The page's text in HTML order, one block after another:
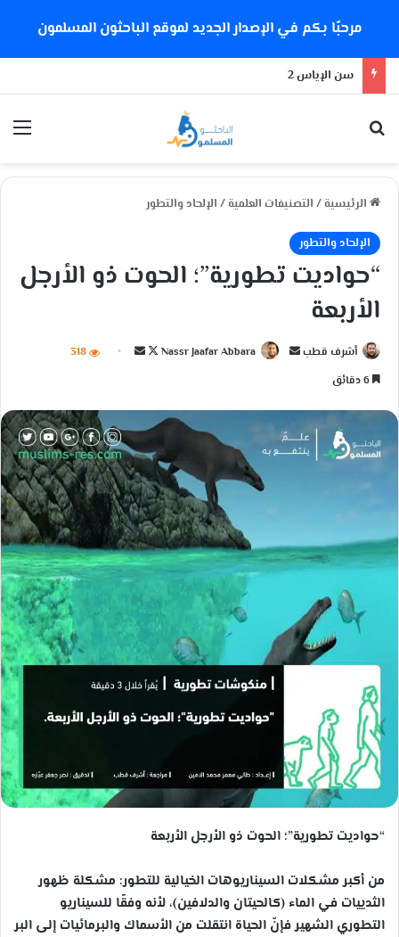
مرحبًا بكم في الإصدار الجديد لموقع الباحثون المسلمون
سن الإياس 2
الرئيسية / التصنيفات العلمية / الإلحاد والتطور
الإلحاد والتطور
“حواديت تطورية”؛ الحوت ذو الأرجل
الأربعة
أشرف قطب
ب
ر
إ
ل
ر
و
Nassr Jaafar Abbara
ت
ع
ل
ى
X
ب
ر
ي
د
ا
إ
ل
ك
ر
و
ي
ا
318
“حواديت تطورية”؛ الحوت ذو الأرجل الأربعة
من أكبر مشكلات السيناريوهات الخيالية للتطور: مشكلة ظهور
الثدييات في الماء (كالحيتان والدلافين)، لأنه وفقًا للسيناريو
التطوري الشهير فإنّ الحياة انتقلت من الأسماك والبرمائيات إلى البر